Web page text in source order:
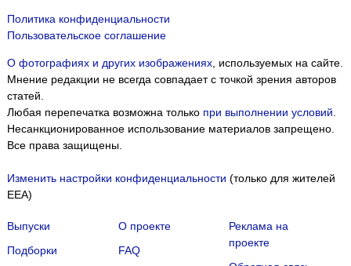
Политика конфиденциальности
Пользовательское соглашение
О фотографиях и других изображениях, используемых на сайте.
Мнение редакции не всегда совпадает с точкой зрения авторов
статей.
Любая перепечатка возможна только при выполнении условий
Несанкционированное использование материалов запрещено.
Все права защищены.
Изменить настройки конфиденциальности (только для жителей
EEA)
Выпуски
Подборки
О проекте
FAQ
Реклама на
проекте